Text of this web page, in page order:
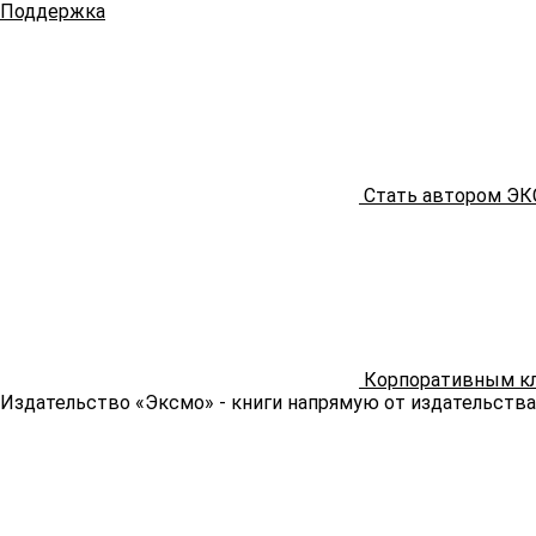
Поддержка
Стать автором
Корпоративным
Издательство «Эксмо» - книги напрямую от издательства